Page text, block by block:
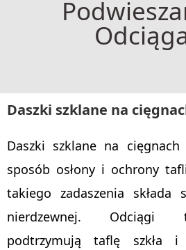
Daszki szklane na
Daszki szklane na
sposób osłony i ochrony
takiego zadaszenia
nierdzewnej. Odciągi
podtrzymują taflę szkła